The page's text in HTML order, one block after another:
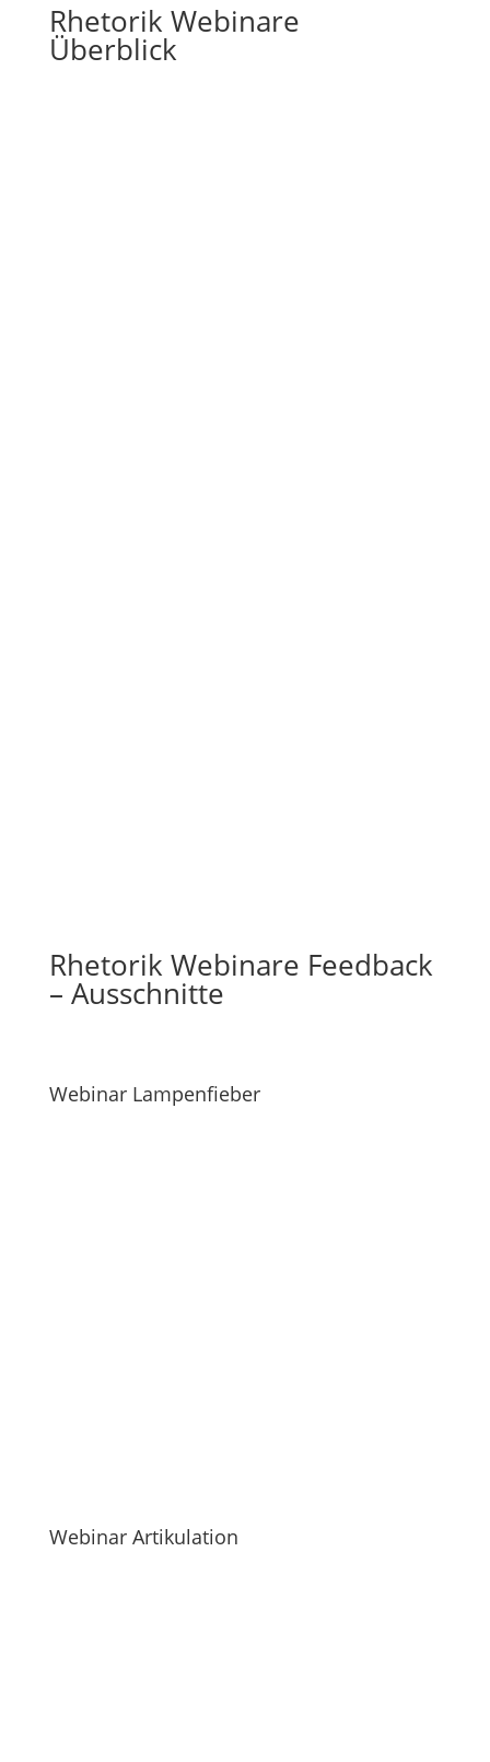
Rhetorik Webinare
Überblick
Rhetorik Webinare Feedback
– Ausschnitte
Webinar Lampenfieber
Webinar Artikulation